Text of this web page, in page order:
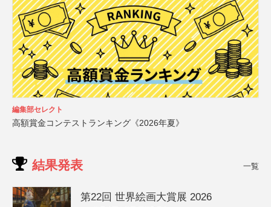
編集部セレクト
高額賞金コンテストランキング《2026年夏》
結果発表 一覧
第22回 世界絵画大賞展 2026